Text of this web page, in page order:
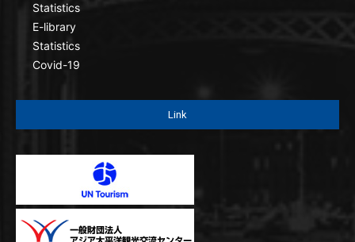
Statistics
E-library
Statistics
Covid-19
Link